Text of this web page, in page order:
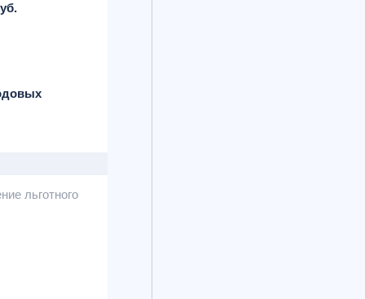
льготного